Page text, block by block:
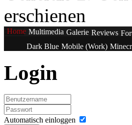
erschienen
Home Multimedia Galerie Reviews
Dark Blue Mobile (Work)
Login
Automatisch einloggen